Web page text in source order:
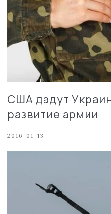
США дадут
развитие армии
2016-01-13